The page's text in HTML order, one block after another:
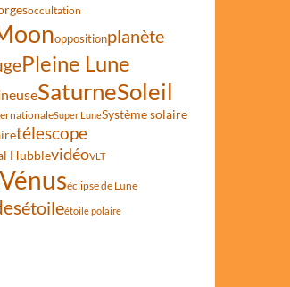
de Reims
occultation
oppositionplanète
Pleine Lune
SaturneSoleil
Super LuneSystème solaire
télescope
HubblevidéoVLT
Vénuséclipse de Lune
étoileétoile polaire